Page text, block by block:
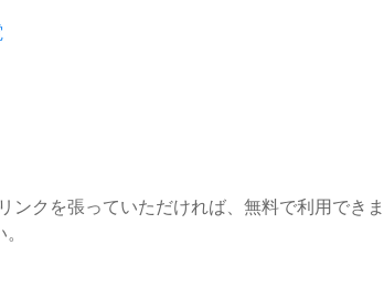
クを張っていただければ、無料で利用できま